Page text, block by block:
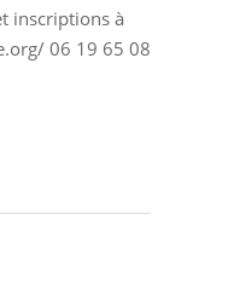
inscriptions à
06 19 65 08